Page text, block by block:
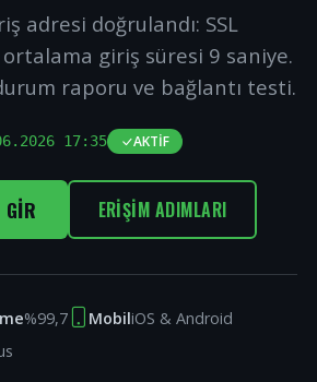
adresi doğrulandı: SSL
giriş süresi 9 saniye.
raporu ve bağlantı testi.
17:35 AKTIF
GIR ERIŞIM ADIMLARI
%99,7 MobiliOS & Android